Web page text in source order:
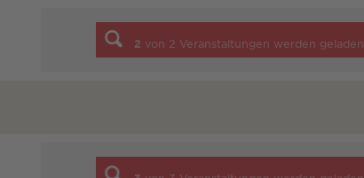
2 von 2 Veranstaltungen werden geladen